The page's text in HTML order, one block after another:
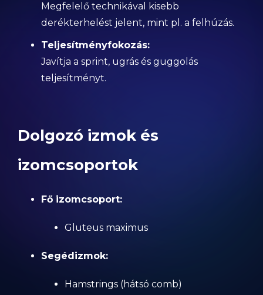
Megfelelő technikával kisebb
derékterhelést jelent, mint pl. a felhúzás.
Teljesítményfokozás:
Javítja a sprint, ugrás és guggolás
teljesítményt.
Dolgozó izmok és
izomcsoportok
Fő izomcsoport:
Gluteus maximus
Segédizmok:
Hamstrings (hátsó comb)